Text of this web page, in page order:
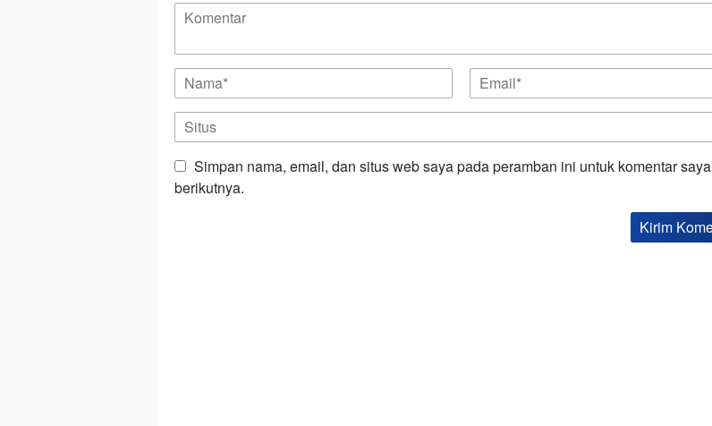
Simpan nama, email, dan situs web saya pada peramban ini untuk komentar saya
berikutnya.